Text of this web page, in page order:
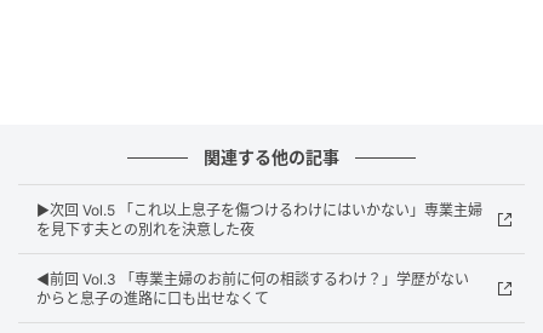
ウーマンエキサイト
関連する他の記事
▶︎次回 Vol.5 「これ以上息子を傷つけるわけにはいかない」専業主婦
を見下す夫との別れを決意した夜
◀︎前回 Vol.3 「専業主婦のお前に何の相談するわけ？」学歴がない
からと息子の進路に口も出せなくて